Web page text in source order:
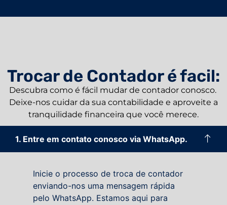
Trocar de Contador é facil:
Descubra como é fácil mudar de contador conosco.
Deixe-nos cuidar da sua contabilidade e aproveite a
tranquilidade financeira que você merece.
1. Entre em contato conosco via WhatsApp.
Inicie o processo de troca de contador
enviando-nos uma mensagem rápida
pelo WhatsApp. Estamos aqui para